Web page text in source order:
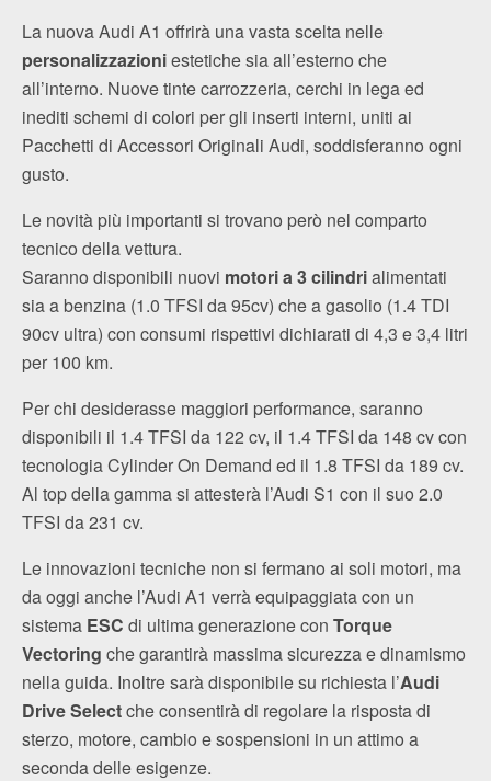
La nuova Audi A1 offrirà una vasta scelta nelle
personalizzazioniestetiche sia all’esterno che
all’interno. Nuove tinte carrozzeria, cerchi in lega ed
inediti schemi di colori per gli inserti interni, uniti ai
Pacchetti di Accessori Originali Audi, soddisferanno ogni
gusto.
Le novità più importanti si trovano però nel comparto
tecnico della vettura.
Saranno disponibili nuovi motori a 3 cilindrialimentati
sia a benzina (1.0 TFSI da 95cv) che a gasolio (1.4 TDI
90cv ultra) con consumi rispettivi dichiarati di 4,3 e 3,4 litri
per 100 km.
Per chi desiderasse maggiori performance, saranno
disponibili il 1.4 TFSI da 122 cv, il 1.4 TFSI da 148 cv con
tecnologia Cylinder On Demand ed il 1.8 TFSI da 189 cv.
Al top della gamma si attesterà l’Audi S1 con il suo 2.0
TFSI da 231 cv.
Le innovazioni tecniche non si fermano ai soli motori, ma
da oggi anche l’Audi A1 verrà equipaggiata con un
sistema ESC di ultima generazione con Torque
Vectoring che garantirà massima sicurezza e dinamismo
nella guida. Inoltre sarà disponibile su richiesta l’Audi
Drive Selectche consentirà di regolare la risposta di
sterzo, motore, cambio e sospensioni in un attimo a
seconda delle esigenze.